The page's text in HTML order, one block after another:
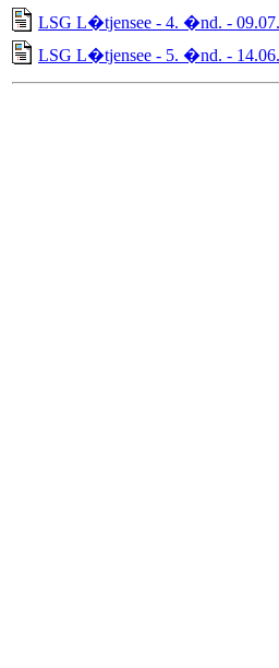
LSG L�tjensee - 4. �nd. -
LSG L�tjensee - 5. �nd. -